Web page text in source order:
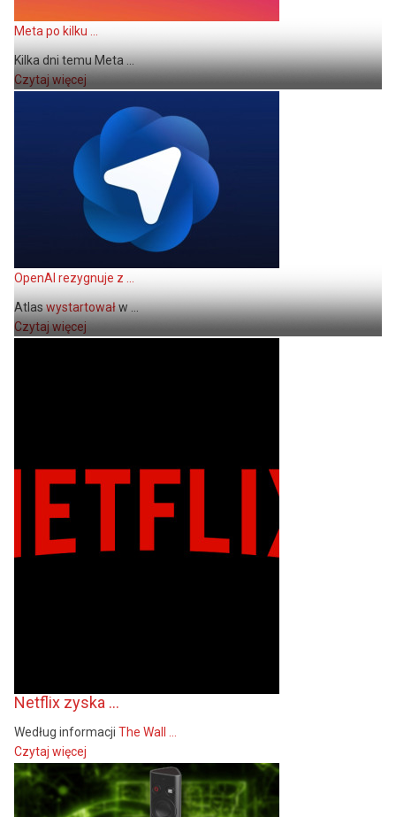
Meta po kilku ...
Kilka dni temu Meta ...
Czytaj więcej
OpenAI rezygnuje z ...
Atlaswystartowałw ...
Czytaj więcej
Netflix zyska ...
Według informacji The Wall ...
Czytaj więcej